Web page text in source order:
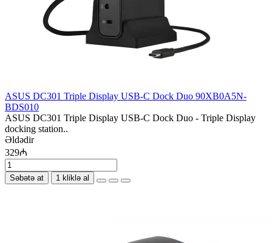
ASUS DC301 Triple Display USB-C Dock Duo 90XB0A5N-
BDS010
ASUS DC301 Triple Display USB-C Dock Duo - Triple Display
docking station..
Əldədir
329₼
Səbətə at 1 kliklə al